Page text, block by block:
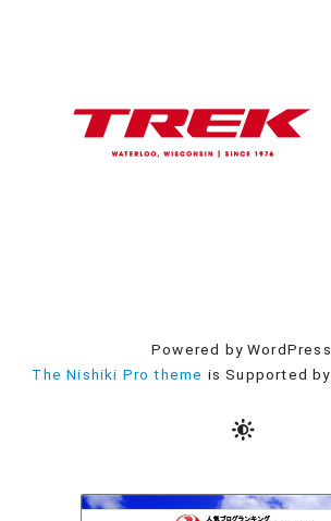
Powered by WordPress.
The Nishiki Pro theme is Supported by